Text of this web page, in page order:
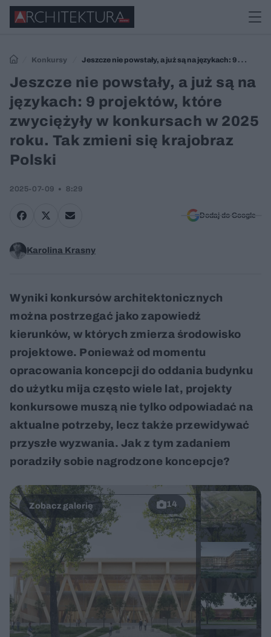
Konkursy
Jeszcze nie powstały, a już są na językach: 9
projektów, które zwyciężyły w konkursach w 2025 roku. Tak zmieni się
Jeszcze nie powstały, a już są na
językach: 9 projektów, które
zwyciężyły w konkursach w 2025
roku. Tak zmieni się krajobraz
Polski
2025-07-09 8:29
Dodaj do Google
Karolina Krasny
Wyniki konkursów architektonicznych
można postrzegać jako zapowiedź
kierunków, w których zmierza środowisko
projektowe. Ponieważ od momentu
opracowania koncepcji do oddania budynku
do użytku mija często wiele lat, projekty
konkursowe muszą nie tylko odpowiadać na
aktualne potrzeby, lecz także przewidywać
przyszłe wyzwania. Jak z tym zadaniem
poradziły sobie nagrodzone koncepcje?
14